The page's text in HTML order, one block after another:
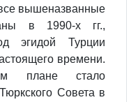
вышеназванные
в 1990-х гг.,
эгидой Турции
времени.
плане стало
Совета в